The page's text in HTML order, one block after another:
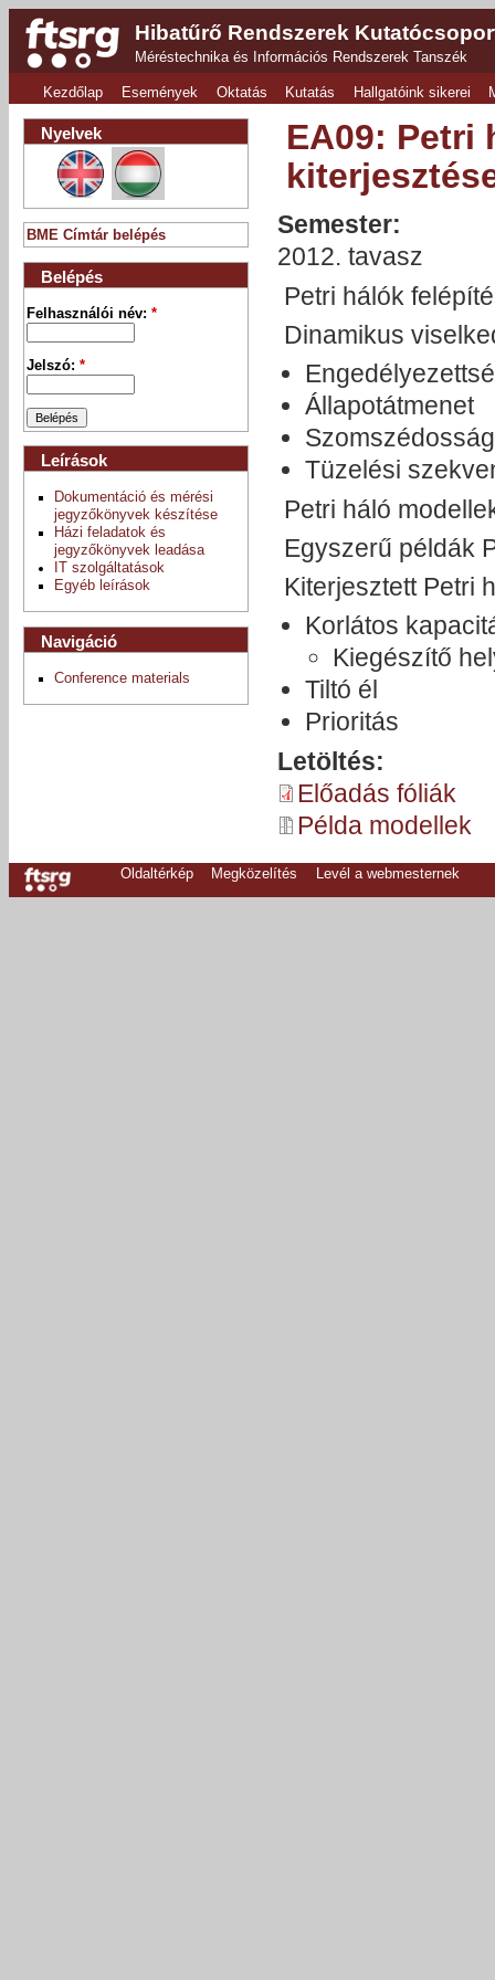
Hibatűrő Rendszerek
Méréstechnika és Információs Rendszerek Tanszék
Kezdőlap Események Oktatás Kutatás Hallgatóink sikerei
EA09: Petri
Semester:
2012. tavasz
Petri hálók
Dinamikus
Állapotátmenet
Tüzelési
Petri háló
Egyszerű példák
Kiterjesztett Petri
Korlátos
Kiegészítő
Tiltó él
Prioritás
Letöltés:
Előadás fóliák
Példa modellek
Nyelvek
BME Címtár belépés
Belépés
Felhasználói név:*
Jelszó:*
Leírások
Dokumentáció és mérési
jegyzőkönyvek készítése
Házi feladatok és
jegyzőkönyvek leadása
IT szolgáltatások
Egyéb leírások
Navigáció
Conference materials
Oldaltérkép Megközelítés Levél a webmesternek